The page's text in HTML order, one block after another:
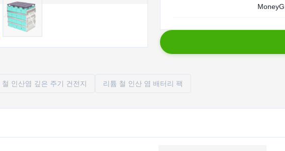
철 인산염 깊은 주기 건전지 리튬 철 인산 염 배터리 팩